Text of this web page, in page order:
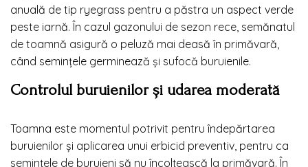
anuală de tip ryegrass pentru a păstra un aspect verde
peste iarnă. În cazul gazonului de sezon rece, semănatul
de toamnă asigură o peluză mai deasă în primăvară,
când semințele germinează și sufocă buruienile.
Controlul buruienilor și udarea moderată
Toamna este momentul potrivit pentru îndepărtarea
buruienilor și aplicarea unui erbicid preventiv, pentru ca
semințele de buruieni să nu încolțească la primăvară. În